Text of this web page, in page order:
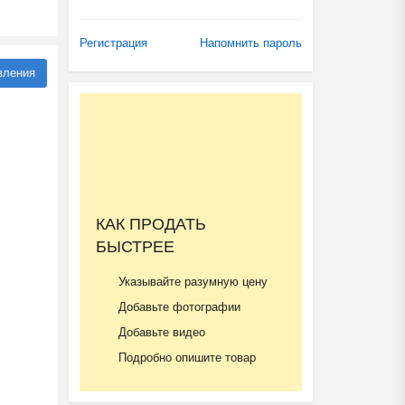
Регистрация Напомнить пароль
КАК ПРОДАТЬ
БЫСТРЕЕ
Указывайте разумную цену
Добавьте фотографии
Добавьте видео
Подробно опишите товар